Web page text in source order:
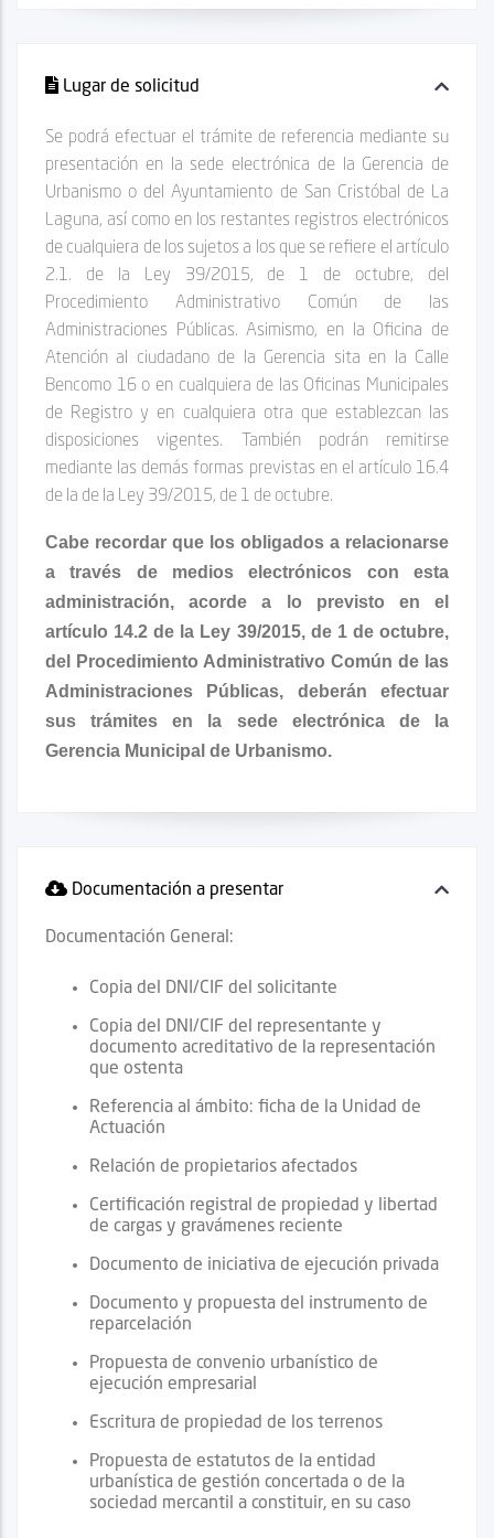
Lugar de solicitud
Se podrá efectuar el trámite de referencia mediante su
presentación en la sede electrónica de la Gerencia de
Urbanismo o del Ayuntamiento de San Cristóbal de La
Laguna, así como en los restantes registros electrónicos
de cualquiera de los sujetos a los que se refiere el artículo
2.1. de la Ley 39/2015, de 1 de octubre, del
Procedimiento Administrativo Común de las
Administraciones Públicas. Asimismo, en la Oficina de
Atención al ciudadano de la Gerencia sita en la Calle
Bencomo 16 o en cualquiera de las Oficinas Municipales
de Registro y en cualquiera otra que establezcan las
disposiciones vigentes. También podrán remitirse
mediante las demás formas previstas en el artículo 16.4
de la de la Ley 39/2015, de 1 de octubre.
Cabe recordar que los obligados a relacionarse
a través de medios electrónicos con esta
administración, acorde a lo previsto en el
artículo 14.2 de la Ley 39/2015, de 1 de octubre,
del Procedimiento Administrativo Común de las
Administraciones Públicas, deberán efectuar
sus trámites en la sede electrónica de la
Gerencia Municipal de Urbanismo.
Documentación a presentar
Documentación General:
Copia del DNI/CIF del solicitante
Copia del DNI/CIF del representante y
documento acreditativo de la representación
que ostenta
Referencia al ámbito: ficha de la Unidad de
Actuación
Relación de propietarios afectados
Certificación registral de propiedad y libertad
de cargas y gravámenes reciente
Documento de iniciativa de ejecución privada
Documento y propuesta del instrumento de
reparcelación
Propuesta de convenio urbanístico de
ejecución empresarial
Escritura de propiedad de los terrenos
Propuesta de estatutos de la entidad
urbanística de gestión concertada o de la
sociedad mercantil a constituir, en su caso